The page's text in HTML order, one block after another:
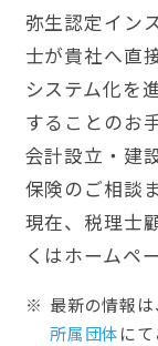
弥生認定イン
士が貴社へ直
システム化を
することのお
会計設立・建
保険のご相談
現在、税理士
くはホームペ
最新の情報は
所属団体に